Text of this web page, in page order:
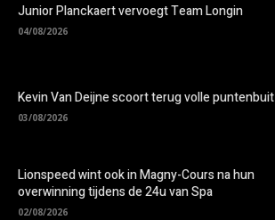
Junior Planckaert vervoegt Team Longin
04/08/2026
Kevin Van Deijne scoort terug volle puntenbuit
03/08/2026
Lionspeed wint ook in Magny-Cours na hun
overwinning tijdens de 24u van Spa
02/08/2026